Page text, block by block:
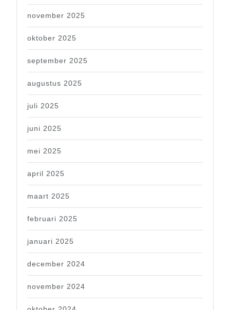
november 2025
oktober 2025
september 2025
augustus 2025
juli 2025
juni 2025
mei 2025
april 2025
maart 2025
februari 2025
januari 2025
december 2024
november 2024